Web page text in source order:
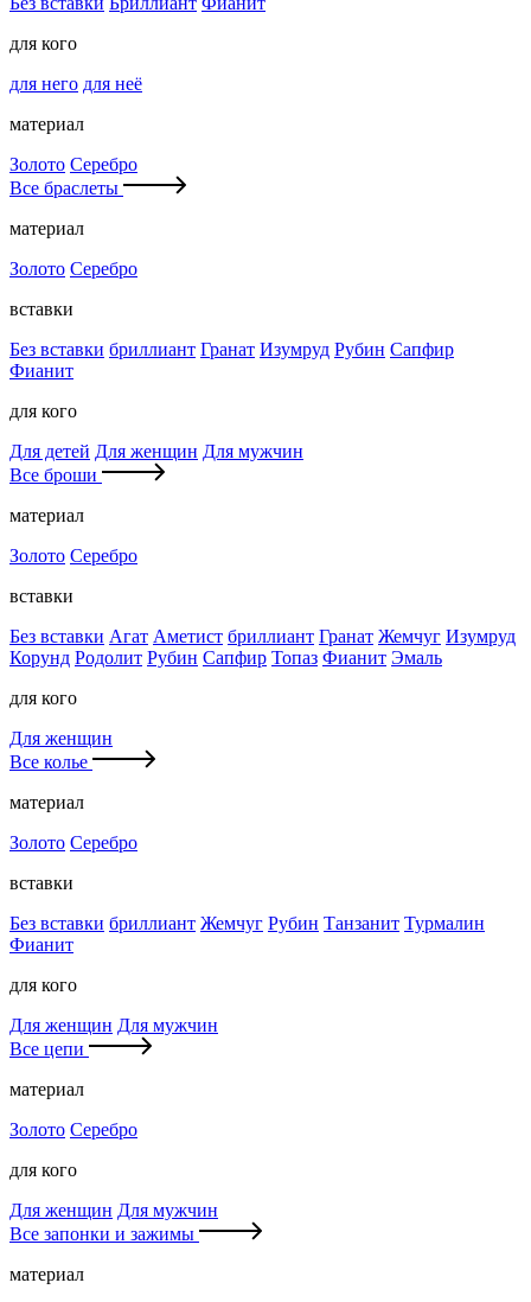
для кого
для него для неё
материал
Золото Серебро
Все браслеты
материал
Золото Серебро
вставки
Без вставки бриллиант Гранат Изумруд Рубин Сапфир
Фианит
для кого
Для детей Для женщин Для мужчин
Все броши
материал
Золото Серебро
вставки
Без вставки Агат Аметист бриллиант Гранат Жемчуг Изумруд
Корунд Родолит Рубин Сапфир Топаз Фианит Эмаль
для кого
Для женщин
Все колье
материал
Золото Серебро
вставки
Без вставки бриллиант Жемчуг Рубин Танзанит Турмалин
Фианит
для кого
Для женщин Для мужчин
Все цепи
материал
Золото Серебро
для кого
Для женщин Для мужчин
Все запонки и зажимы
материал